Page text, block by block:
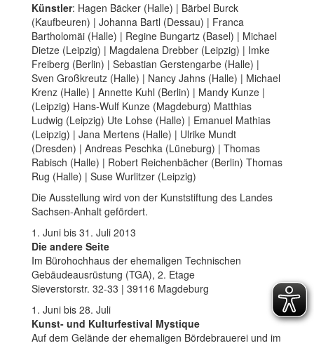
Künstler: Hagen Bäcker (Halle) | Bärbel Burck
(Kaufbeuren) | Johanna Bartl (Dessau) | Franca
Bartholomäi (Halle) | Regine Bungartz (Basel) | Michael
Dietze (Leipzig) | Magdalena Drebber (Leipzig) | Imke
Freiberg (Berlin) | Sebastian Gerstengarbe (Halle) |
Sven Großkreutz (Halle) | Nancy Jahns (Halle) | Michael
Krenz (Halle) | Annette Kuhl (Berlin) | Mandy Kunze |
(Leipzig) Hans-Wulf Kunze (Magdeburg) Matthias
Ludwig (Leipzig) Ute Lohse (Halle) | Emanuel Mathias
(Leipzig) | Jana Mertens (Halle) | Ulrike Mundt
(Dresden) | Andreas Peschka (Lüneburg) | Thomas
Rabisch (Halle) | Robert Reichenbächer (Berlin) Thomas
Rug (Halle) | Suse Wurlitzer (Leipzig)
Die Ausstellung wird von der Kunststiftung des Landes
Sachsen-Anhalt gefördert.
1. Juni bis 31. Juli 2013
Die andere Seite
Im Bürohochhaus der ehemaligen Technischen
Gebäudeausrüstung (TGA), 2. Etage
Sieverstorstr. 32-33 | 39116 Magdeburg
1. Juni bis 28. Juli
Kunst- und Kulturfestival Mystique
Auf dem Gelände der ehemaligen Bördebrauerei und im